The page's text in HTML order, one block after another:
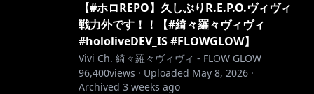
【#ホロREPO】久しぶりR.E.P.O.ヴィヴィ
戦力外です！！【#綺々羅々ヴィヴィ
#hololiveDEV_IS #FLOWGLOW】
Vivi Ch. 綺々羅々ヴィヴィ - FLOW GLOW
96,400views · Uploaded May 8, 2026 ·
Archived 3 weeks ago